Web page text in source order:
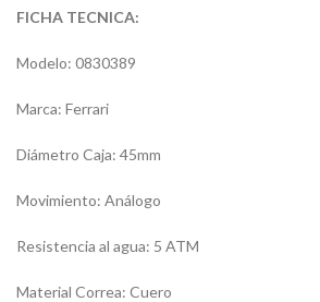
FICHA TECNICA:
Modelo: 0830389
Marca: Ferrari
Diámetro Caja: 45mm
Movimiento: Análogo
Resistencia al agua: 5 ATM
Material Correa: Cuero